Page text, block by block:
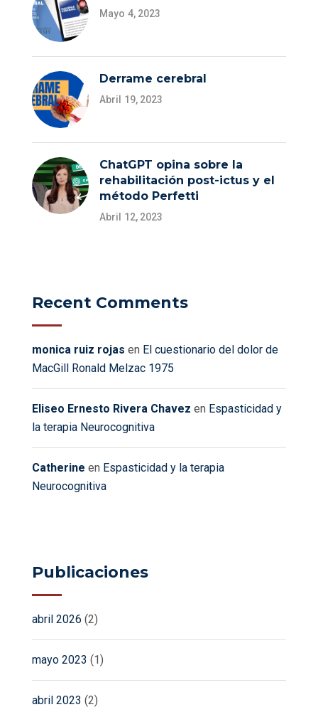
Mayo 4, 2023
Derrame cerebral
Abril 19, 2023
ChatGPT opina sobre la
rehabilitación post-ictus y el
método Perfetti
Abril 12, 2023
Recent Comments
monica ruiz rojas en El cuestionario del dolor de
MacGill Ronald Melzac 1975
Eliseo Ernesto Rivera Chavez en Espasticidad y
la terapia Neurocognitiva
Catherine en Espasticidad y la terapia
Neurocognitiva
Publicaciones
abril 2026 (2)
mayo 2023 (1)
abril 2023 (2)